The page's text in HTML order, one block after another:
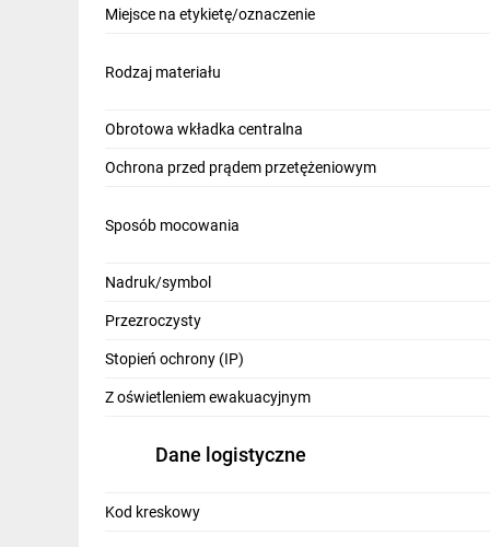
Miejsce na etykietę/oznaczenie
Rodzaj materiału
Obrotowa wkładka centralna
Ochrona przed prądem przetężeniowym
Sposób mocowania
Nadruk/symbol
Przezroczysty
Stopień ochrony (IP)
Z oświetleniem ewakuacyjnym
Dane logistyczne
Kod kreskowy